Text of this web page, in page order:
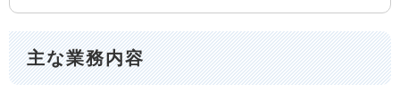
主な業務内容